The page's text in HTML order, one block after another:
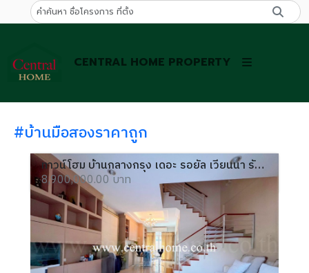
CENTRAL HOME PROPERTY
#บ้านมือสองราคาถูก
ทาวน์โฮม บ้านกลางกรุง เดอะ รอยัล เวียนนา รัชวิภา - รัชดาภิเษก 10
8,900,000.00 บาท